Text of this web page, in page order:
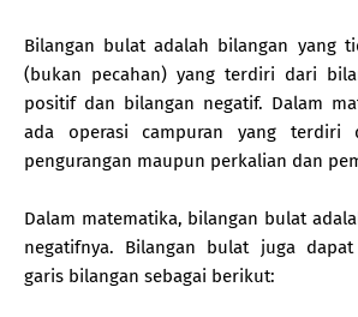
Bilangan bulat adalah bilangan yang
(bukan pecahan) yang terdiri dari
positif dan bilangan negatif. Dalam
ada operasi campuran yang terdiri
pengurangan maupun perkalian dan
Dalam matematika, bilangan bulat
negatifnya. Bilangan bulat juga
garis bilangan sebagai berikut: